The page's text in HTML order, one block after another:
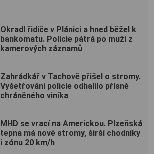
Okradl řidiče v Plánici a hned běžel k
bankomatu. Policie pátrá po muži z
kamerových záznamů
Zahrádkář v Tachově přišel o stromy.
Vyšetřování policie odhalilo přísně
chráněného viníka
MHD se vrací na Americkou. Plzeňská
tepna má nové stromy, širší chodníky
i zónu 20 km/h